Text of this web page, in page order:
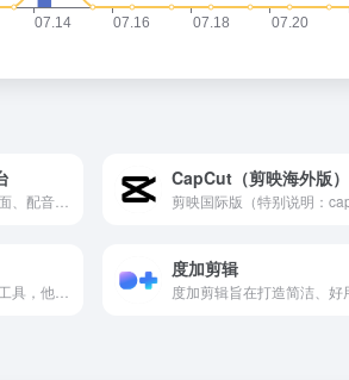
CapCut（剪映海外版）
度加剪辑